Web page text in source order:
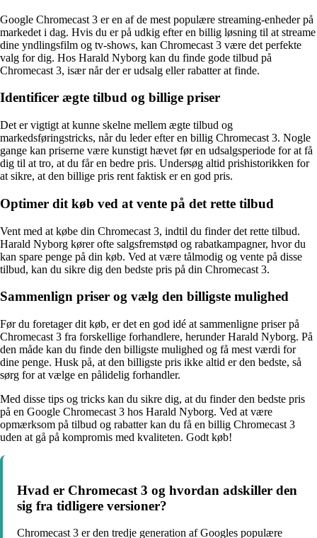
Google Chromecast 3 er en af de mest populære streaming-enheder på
markedet i dag. Hvis du er på udkig efter en billig løsning til at streame
dine yndlingsfilm og tv-shows, kan Chromecast 3 være det perfekte
valg for dig. Hos Harald Nyborg kan du finde gode tilbud på
Chromecast 3, især når der er udsalg eller rabatter at finde.
Identificer ægte tilbud og billige priser
Det er vigtigt at kunne skelne mellem ægte tilbud og
markedsføringstricks, når du leder efter en billig Chromecast 3. Nogle
gange kan priserne være kunstigt hævet før en udsalgsperiode for at få
dig til at tro, at du får en bedre pris. Undersøg altid prishistorikken for
at sikre, at den billige pris rent faktisk er en god pris.
Optimer dit køb ved at vente på det rette tilbud
Vent med at købe din Chromecast 3, indtil du finder det rette tilbud.
Harald Nyborg kører ofte salgsfremstød og rabatkampagner, hvor du
kan spare penge på din køb. Ved at være tålmodig og vente på disse
tilbud, kan du sikre dig den bedste pris på din Chromecast 3.
Sammenlign priser og vælg den billigste mulighed
Før du foretager dit køb, er det en god idé at sammenligne priser på
Chromecast 3 fra forskellige forhandlere, herunder Harald Nyborg. På
den måde kan du finde den billigste mulighed og få mest værdi for
dine penge. Husk på, at den billigste pris ikke altid er den bedste, så
sørg for at vælge en pålidelig forhandler.
Med disse tips og tricks kan du sikre dig, at du finder den bedste pris
på en Google Chromecast 3 hos Harald Nyborg. Ved at være
opmærksom på tilbud og rabatter kan du få en billig Chromecast 3
uden at gå på kompromis med kvaliteten. Godt køb!
Hvad er Chromecast 3 og hvordan adskiller den
sig fra tidligere versioner?
Chromecast 3 er den tredje generation af Googles populære